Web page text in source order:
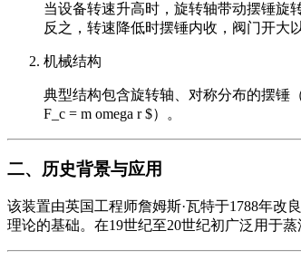
当设备转速升高时，旋转轴带动摆锤旋
反之，转速降低时摆锤内收，阀门开大
机械结构
典型结构包含旋转轴、对称分布的摆锤
F_c = m omega r $）。
二、历史背景与应用
该装置由英国工程师詹姆斯·瓦特于1788年改
理论的基础。在19世纪至20世纪初广泛用于蒸